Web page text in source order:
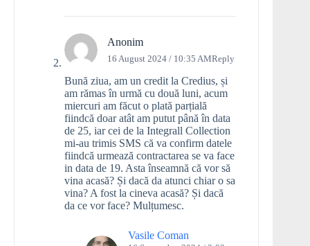
Anonim
16 August 2024 / 10:35 AMReply
Bună ziua, am un credit la Credius, și
am rămas în urmă cu două luni, acum
miercuri am făcut o plată parțială
fiindcă doar atât am putut până în data
de 25, iar cei de la Integrall Collection
mi-au trimis SMS că va confirm datele
fiindcă urmează contractarea se va face
in data de 19. Asta înseamnă că vor să
vina acasă? Și dacă da atunci chiar o sa
vina? A fost la cineva acasă? Și dacă
da ce vor face? Mulțumesc.
Vasile Coman